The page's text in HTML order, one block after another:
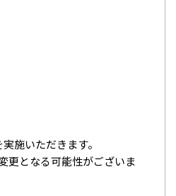
施いただきます。
更となる可能性がございま